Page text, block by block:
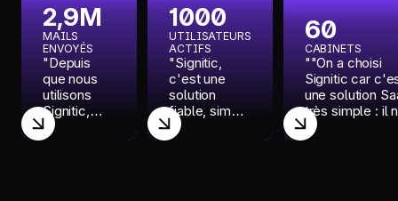
2,9M
MAILS
ENVOYÉS
"Depuis
que nous
utilisons
Signitic,
nous avons
constaté
1000
UTILISATEURS
ACTIFS
"Signitic,
c'est une
solution
fiable, simple
et qui répond
à des enjeux
60
CABINETS
""On a choisi
Signitic car
une solution
très simple : il
a rien à installer
sur les postes